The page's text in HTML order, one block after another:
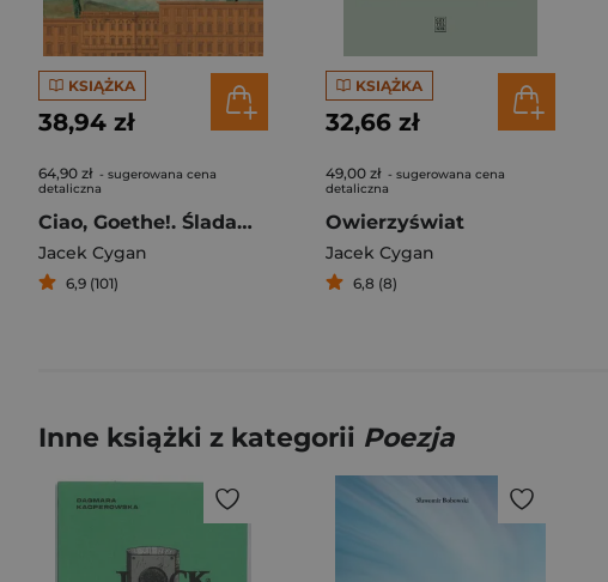
KSIĄŻKA
38,94 zł
64,90 zł - sugerowana cena
detaliczna
Ciao, Goethe!. Śladami Goethego w Italii
Jacek Cygan
6,9 (101)
KSIĄŻKA
32,66 zł
49,00 zł - sugerowana cena
detaliczna
Owierzyświat
Jacek Cygan
6,8 (8)
Inne książki z kategorii Poezja